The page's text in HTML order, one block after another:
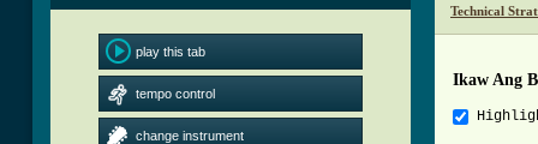
play this tab
tempo control
change instrument
Technical
Ikaw Ang